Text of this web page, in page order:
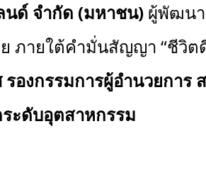
นด์ จำกัด (มหาชน) ผู้พัฒนา
ภายใต้คำมั่นสัญญา “ชีวิตดี
รองกรรมการผู้อำนวยการ
ะดับอุตสาหกรรม